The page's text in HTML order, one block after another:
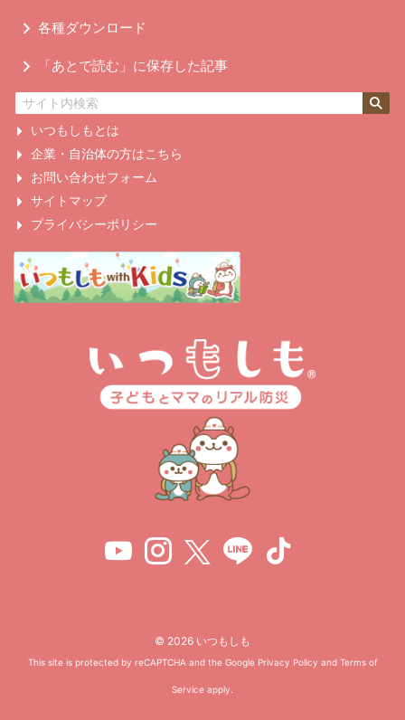
各種ダウンロード
「あとで読む」に保存した記事
いつもしもとは
企業・自治体の方はこちら
お問い合わせフォーム
サイトマップ
プライバシーポリシー
© 2026 いつもしも
This site is protected by reCAPTCHA and the Google Privacy Policy and Terms of
Service apply.